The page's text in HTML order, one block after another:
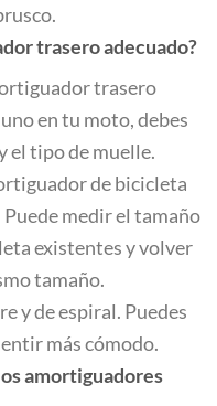
trasero adecuado?
trasero
en tu moto, debes
el tipo de muelle.
de bicicleta
medir el tamaño
existentes y volver
tamaño.
y de espiral. Puedes
más cómodo.
amortiguadores